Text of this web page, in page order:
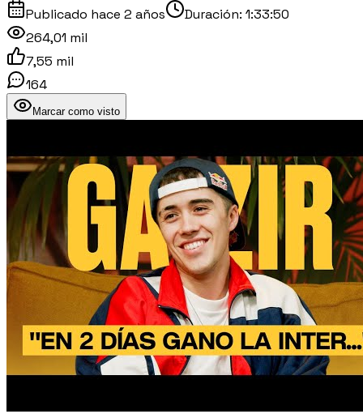
Publicado hace 2 años Duración: 1:33:50
264,01 mil
7,55 mil
164
Marcar como visto